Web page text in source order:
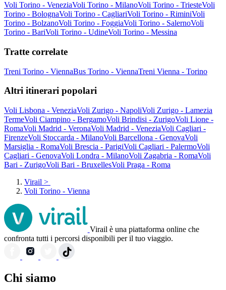
Voli Torino - VeneziaVoli Torino - MilanoVoli Torino - TriesteVoli
Torino - BolognaVoli Torino - CagliariVoli Torino - RiminiVoli
Torino - BolzanoVoli Torino - FoggiaVoli Torino - SalernoVoli
Torino - BariVoli Torino - UdineVoli Torino - Messina
Tratte correlate
Treni Torino - ViennaBus Torino - ViennaTreni Vienna - Torino
Altri itinerari popolari
Voli Lisbona - VeneziaVoli Zurigo - NapoliVoli Zurigo - Lamezia
TermeVoli Ciampino - BergamoVoli Brindisi - ZurigoVoli Lione -
RomaVoli Madrid - VeronaVoli Madrid - VeneziaVoli Cagliari -
FirenzeVoli Stoccarda - MilanoVoli Barcellona - GenovaVoli
Marsiglia - RomaVoli Brescia - ParigiVoli Cagliari - PalermoVoli
Cagliari - GenovaVoli Londra - MilanoVoli Zagabria - RomaVoli
Bari - ZurigoVoli Bari - BruxellesVoli Praga - Roma
Virail >
Voli Torino - Vienna
Virail è una piattaforma online che
confronta tutti i percorsi disponibili per il tuo viaggio.
Chi siamo